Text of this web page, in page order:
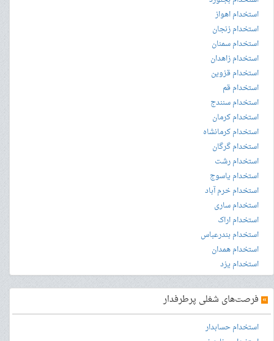
استخدام اهواز
استخدام زنجان
استخدام سمنان
استخدام زاهدان
استخدام قزوین
استخدام قم
استخدام سنندج
استخدام کرمان
استخدام کرمانشاه
استخدام گرگان
استخدام رشت
استخدام یاسوج
استخدام خرم آباد
استخدام ساری
استخدام اراک
استخدام بندرعباس
استخدام همدان
استخدام یزد
» فرصت‌های شغلی پرطرفدار
استخدام حسابدار